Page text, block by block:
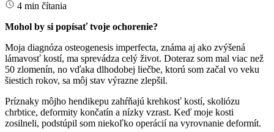
4 min čítania
Mohol by si popísať tvoje ochorenie?
Moja diagnóza osteogenesis imperfecta, známa aj ako zvýšená
lámavosť kostí, ma sprevádza celý život. Doteraz som mal viac než
50 zlomenín, no vďaka dlhodobej liečbe, ktorú som začal vo veku
šiestich rokov, sa môj stav výrazne zlepšil.
Príznaky môjho hendikepu zahŕňajú krehkosť kostí, skoliózu
chrbtice, deformity končatín a nízky vzrast. Keď moje kosti
zosilneli, podstúpil som niekoľko operácií na vyrovnanie deformít.